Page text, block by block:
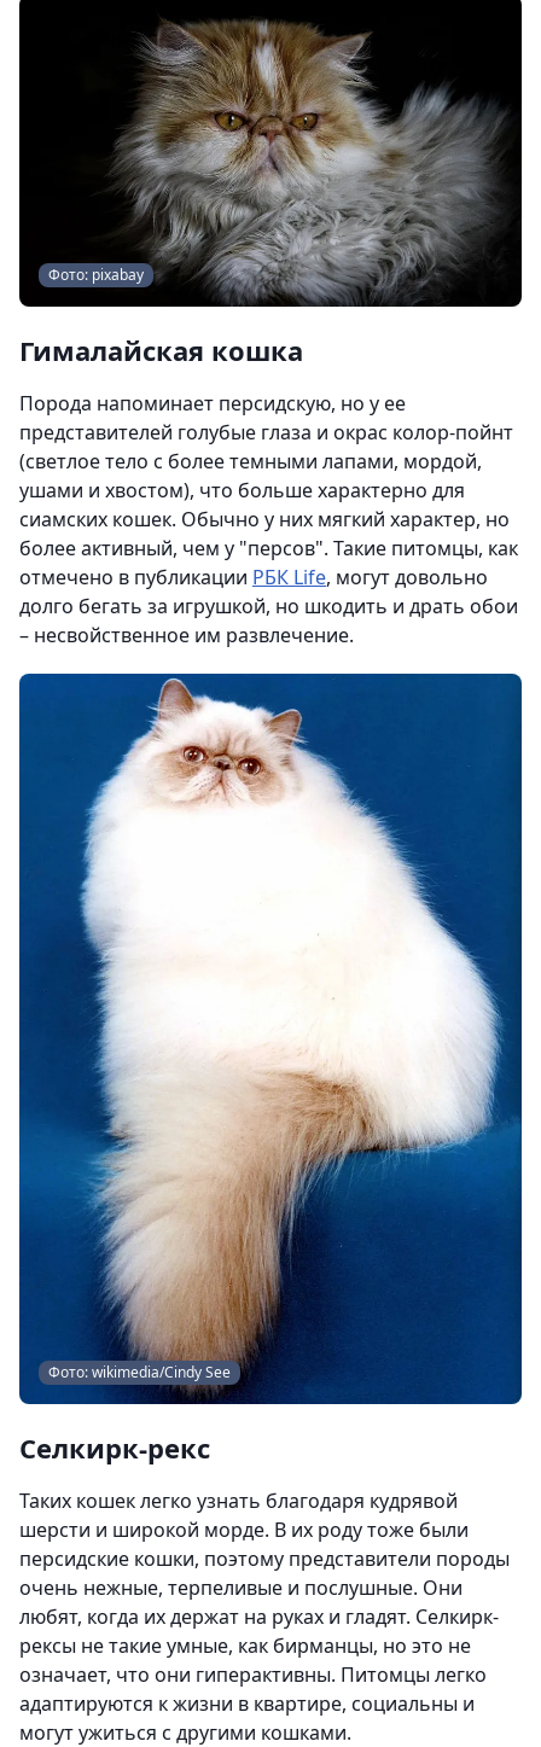
Фото: pixabay
Гималайская кошка
Порода напоминает персидскую, но у ее
представителей голубые глаза и окрас колор-пойнт
(светлое тело с более темными лапами, мордой,
ушами и хвостом), что больше характерно для
сиамских кошек. Обычно у них мягкий характер, но
более активный, чем у "персов". Такие питомцы, как
отмечено в публикации РБК Life, могут довольно
долго бегать за игрушкой, но шкодить и драть обои
– несвойственное им развлечение.
Фото: wikimedia/Cindy See
Селкирк-рекс
Таких кошек легко узнать благодаря кудрявой
шерсти и широкой морде. В их роду тоже были
персидские кошки, поэтому представители породы
очень нежные, терпеливые и послушные. Они
любят, когда их держат на руках и гладят. Селкирк-
рексы не такие умные, как бирманцы, но это не
означает, что они гиперактивны. Питомцы легко
адаптируются к жизни в квартире, социальны и
могут ужиться с другими кошками.